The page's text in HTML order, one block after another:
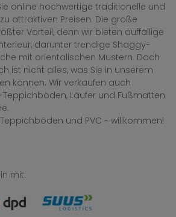
online hochwertige traditionelle und
attraktiven Preisen. Die große
Vorteil, denn wir bieten auffällige
darunter trendige Shaggy-
mit orientalischen Mustern. Doch
ist nicht alles, was Sie in unserem
können. Wir verkaufen auch
Teppichböden, Läufer und Fußmatten
Teppichböden und PVC - willkommen!
mit: